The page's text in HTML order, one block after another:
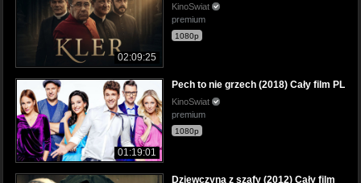
02:09:25
KinoSwiat
premium
1080p
01:19:01
Pech to nie grzech (2018) Cały film PL
KinoSwiat
premium
1080p
Dziewczyna z szafy (2012) Cały film